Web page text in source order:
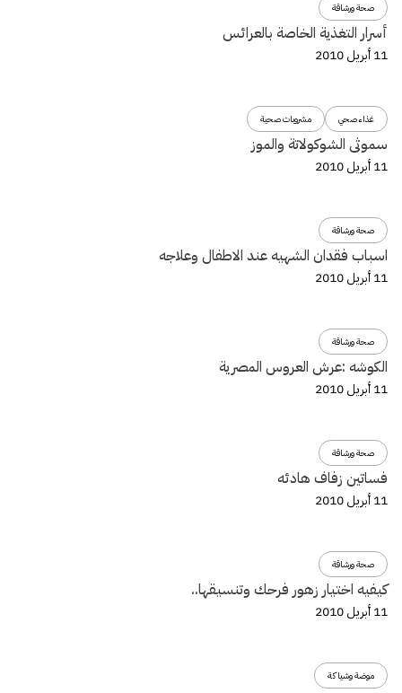
صحة ورشاقة
أسرار التغذية الخاصة بالعرائس
11 أبريل 2010
غذاء صحي مشروبات صحية
سموثى الشوكولاتة والموز
11 أبريل 2010
صحة ورشاقة
اسباب فقدان الشهيه عند الاطفال وعلاجه
11 أبريل 2010
صحة ورشاقة
الكوشه :عرش العروس المصرية
11 أبريل 2010
صحة ورشاقة
فساتين زفاف هادئه
11 أبريل 2010
صحة ورشاقة
كيفيه اختيار زهور فرحك وتنسيقها..
11 أبريل 2010
موضة وشياكة